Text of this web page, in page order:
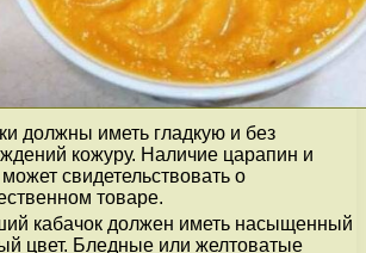
должны иметь гладкую и без
кожуру. Наличие царапин и
свидетельствовать о
товаре.
кабачок должен иметь насыщенный
цвет. Бледные или желтоватые